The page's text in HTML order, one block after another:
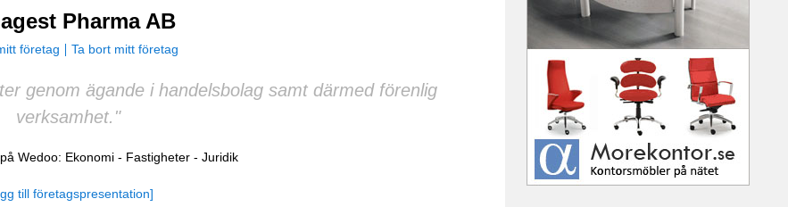
Pharma AB
företag Ta bort mitt företag
genom ägande i handelsbolag samt därmed förenlig
verksamhet."
Wedoo: Ekonomi- Fastigheter- Juridik
till företagspresentation]